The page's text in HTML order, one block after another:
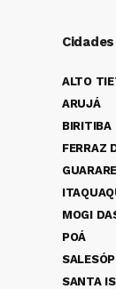
Cidades
ALTO
ARUJÁ
BIRITIBA
FERRAZ
MOGI
POÁ
SANTA